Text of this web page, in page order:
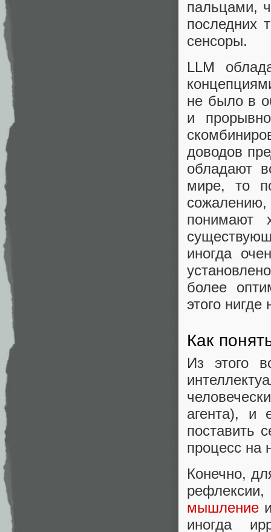
пальцами,
последних
сенсоры.
LLM
не было в
и
доводов
обладают
мире, то
сожалению,
понимают
иногда
более
этого
Как
Из этого
агента), и
поставить
процесс на
Конечно,
мышление
иногда